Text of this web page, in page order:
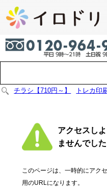
チラシ【710円～】 トレカ印刷
アクセスし
ませんでした
このページは、一時的にアク
用のURLになります。